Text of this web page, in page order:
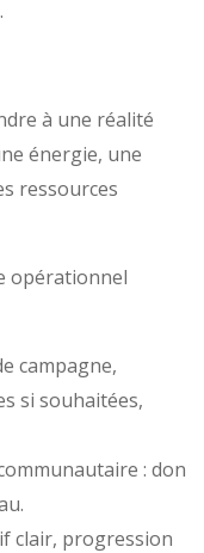
à une réalité
énergie, une
ressources
opérationnel
campagne,
si souhaitées,
: don
clair, progression